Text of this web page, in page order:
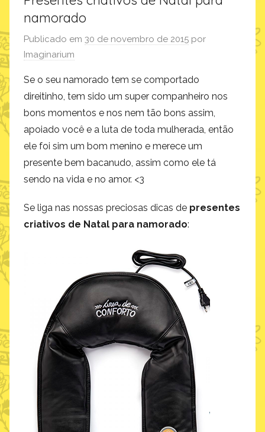
namorado
Publicado em 30 de novembro de 2015 por
Imaginarium
Se o seu namorado tem se comportado
direitinho, tem sido um super companheiro nos
bons momentos e nos nem tão bons assim,
apoiado você e a luta de toda mulherada, então
ele foi sim um bom menino e merece um
presente bem bacanudo, assim como ele tá
sendo na vida e no amor. <3
Se liga nas nossas preciosas dicas de presentes
criativos de Natal para namorado: